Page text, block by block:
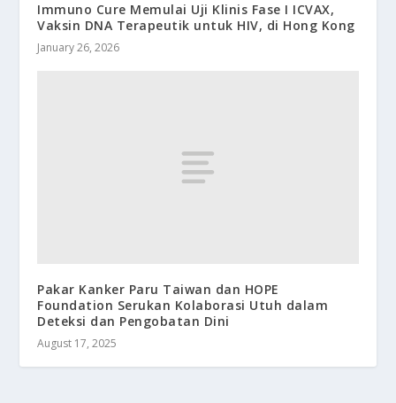
Immuno Cure Memulai Uji Klinis Fase I ICVAX,
Vaksin DNA Terapeutik untuk HIV, di Hong Kong
January 26, 2026
Pakar Kanker Paru Taiwan dan HOPE
Foundation Serukan Kolaborasi Utuh dalam
Deteksi dan Pengobatan Dini
August 17, 2025